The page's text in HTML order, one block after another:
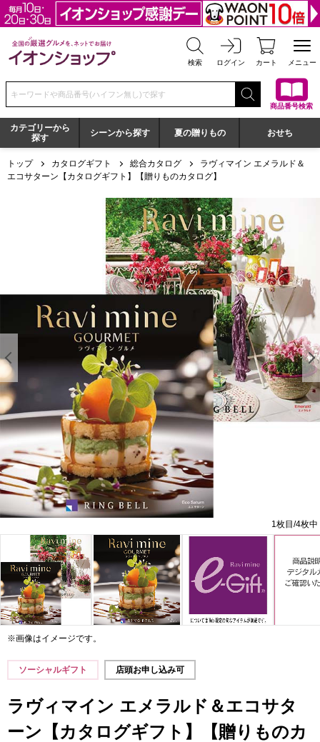
全国の厳選グルメを、ネットでお届け イオンショップ
検索 ログイン カート メニュー
検索キーワードまたは商品番号を入力してください
商品番号検索
カテゴリーから
探す
シーンから探す 夏の贈りもの おせち
トップ カタログギフト 総合カタログ
ラヴィマイン エメラルド＆
エコサターン【カタログギフト】【贈りものカタログ】
ラヴィマイン エメラルド＆エコサターン【カタログギフト】
前の画像を表示する
1枚目/4枚中
※画像はイメージです。
ソーシャルギフト 店頭お申し込み可
ラヴィマイン エメラルド＆エコサタ
ーン【カタログギフト】【贈りものカ